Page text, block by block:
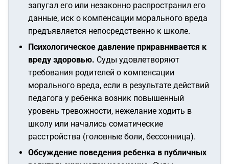
запугал его или незаконно распространил его
данные, иск о компенсации морального вреда
предъявляется непосредственно к школе.
Психологическое давление приравнивается к
вреду здоровью. Суды удовлетворяют
требования родителей о компенсации
морального вреда, если в результате действий
педагога у ребенка возник повышенный
уровень тревожности, нежелание ходить в
школу или начались соматические
расстройства (головные боли, бессонница).
Обсуждение поведения ребенка в публичных